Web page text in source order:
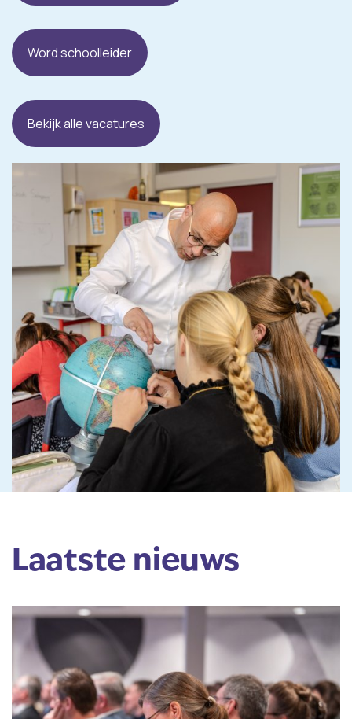
Word schoolleider
Bekijk alle vacatures
Laatste nieuws